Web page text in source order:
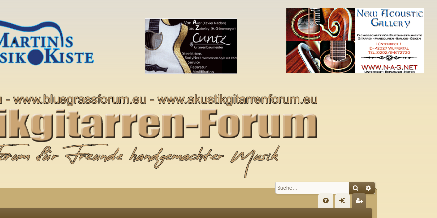
SucheErweiterte Suche
S